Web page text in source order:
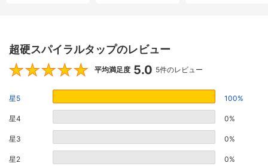
超硬スパイラルタップのレビュー
5
平均満足度 5.0 5件のレビュー
星5 100%
星4 0%
星3 0%
星2 0%